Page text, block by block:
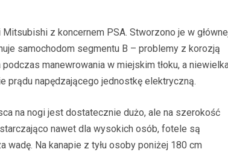
z koncernem PSA. Stworzono je w
samochodom segmentu B – problemy z korozją
manewrowania w miejskim tłoku, a
prądu napędzającego jednostkę elektryczną.
na nogi jest dostatecznie dużo, ale na szerokość
nawet dla wysokich osób, fotele są
Na kanapie z tyłu osoby poniżej 180 cm